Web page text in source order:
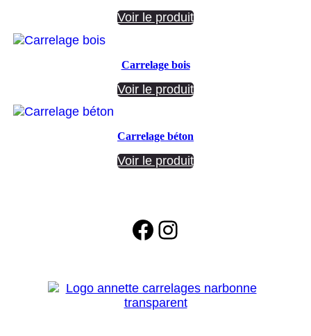
Voir le produit
Carrelage bois
Voir le produit
Carrelage béton
Voir le produit
Facebook
Instagram